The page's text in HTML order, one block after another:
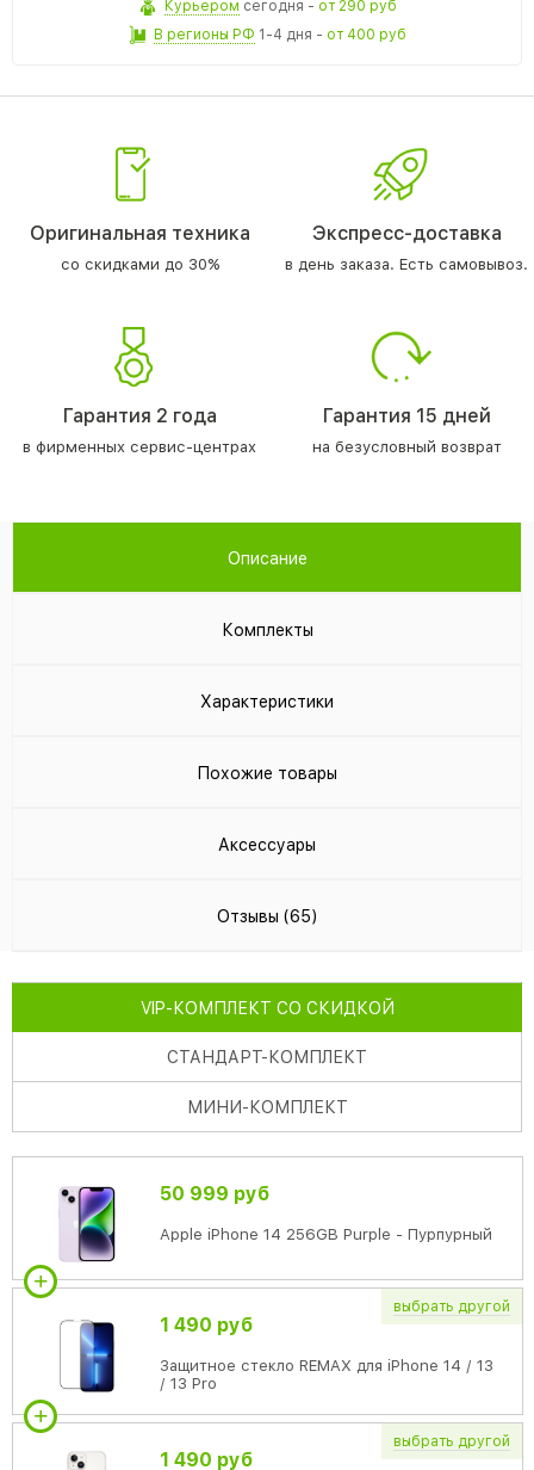
Курьером сегодня - от 290 руб
В регионы РФ 1-4 дня - от 400 руб
Оригинальная техника
со скидками до 30%
Экспресс-доставка
в день заказа. Есть самовывоз.
Гарантия 2 года
в фирменных сервис-центрах
Гарантия 15 дней
на безусловный возврат
Описание
Комплекты
Характеристики
Похожие товары
Аксессуары
Отзывы (65)
VIP-КОМПЛЕКТ СО СКИДКОЙ
СТАНДАРТ-КОМПЛЕКТ
МИНИ-КОМПЛЕКТ
50 999 руб
Apple iPhone 14 256GB Purple - Пурпурный
выбрать другой
1 490 руб
Защитное стекло REMAX для iPhone 14 / 13
/ 13 Pro
выбрать другой
1 490 руб